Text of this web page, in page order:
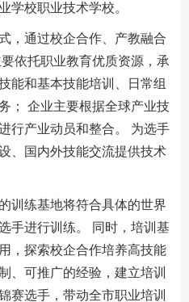
学校职业技术学校。
，通过校企合作、产教融合
依托职业教育优质资源，承
能和基本技能培训、日常组
； 企业主要根据全球产业技
行产业动员和整合。 为选手
、国内外技能交流提供技术
训练基地将符合具体的世界
手进行训练。 同时，培训基
，探索校企合作培养高技能
、可推广的经验，建立培训
赛选手，带动全市职业培训